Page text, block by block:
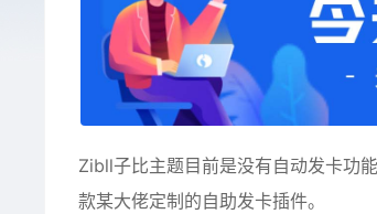
Zibll子比主题目前是没有自动发卡功
款某大佬定制的自助发卡插件。